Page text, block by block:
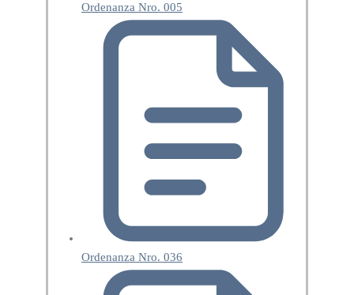
Ordenanza Nro. 005
Ordenanza Nro. 036